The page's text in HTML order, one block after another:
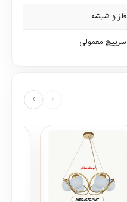
فلز و شیشه
سرپیچ معمولی
‹
›